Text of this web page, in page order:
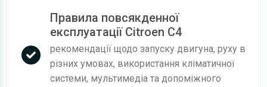
Правила повсякденної
експлуатації Citroen C4
рекомендації щодо запуску двигуна, руху в
різних умовах, використання кліматичної
системи, мультимедіа та допоміжного